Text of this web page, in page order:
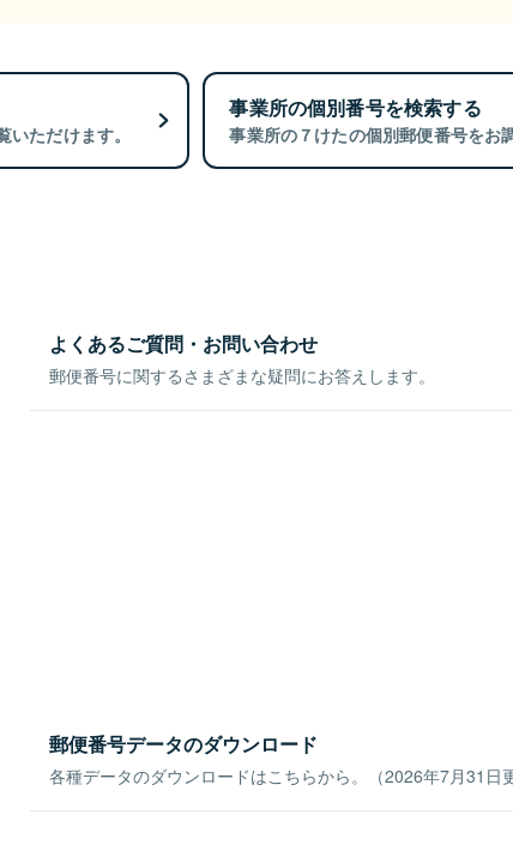
ただけます。
事業所の個別番号を検索する
事業所の７けたの個別郵便番号をお
よくあるご質問・お問い合わせ
郵便番号に関するさまざまな疑問にお答えします。
郵便番号データのダウンロード
各種データのダウンロードはこちらから。（2026年7月31日